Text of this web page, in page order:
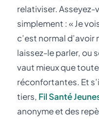
relativiser. Asseyez-
simplement : « Je
c’est normal d’avoir
laissez-le parler, ou
vaut mieux que
réconfortantes. Et
tiers, Fil Santé
anonyme et des